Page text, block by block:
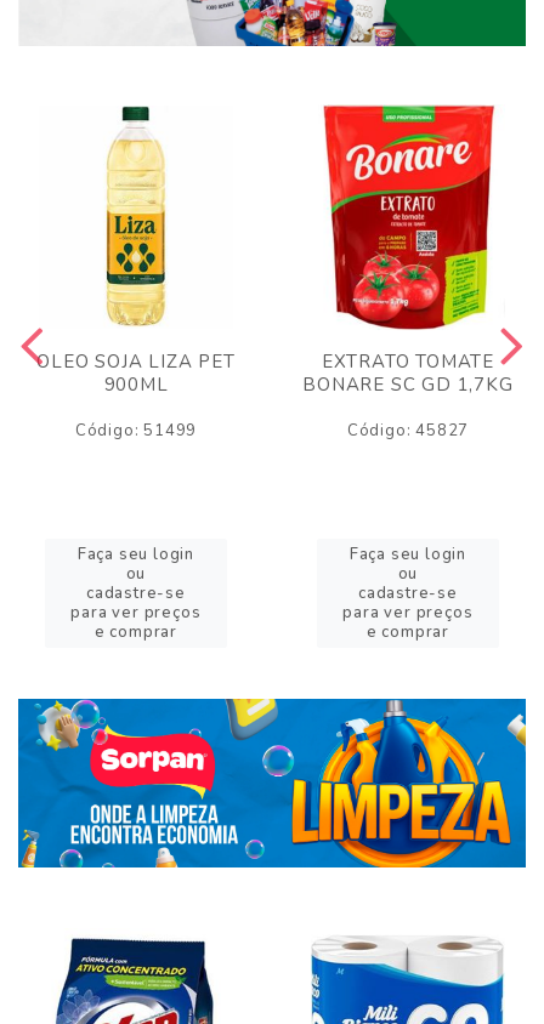
OLEO SOJA LIZA PET
900ML
Código: 51499
Faça seu login
ou
cadastre-se
para ver preços
e comprar
EXTRATO TOMATE
BONARE SC GD 1,7KG
Código: 45827
Faça seu login
ou
cadastre-se
para ver preços
e comprar